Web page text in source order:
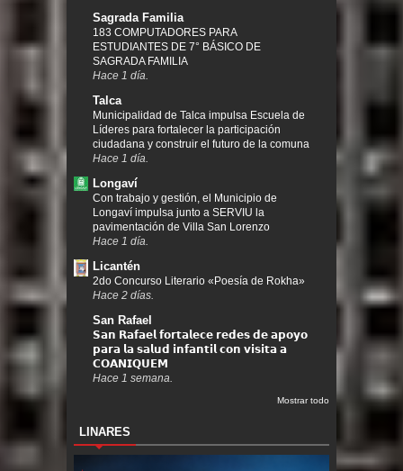
Sagrada Familia
183 COMPUTADORES PARA
ESTUDIANTES DE 7° BÁSICO DE
SAGRADA FAMILIA
Hace 1 día.
Talca
Municipalidad de Talca impulsa Escuela de
Líderes para fortalecer la participación
ciudadana y construir el futuro de la comuna
Hace 1 día.
Longaví
Con trabajo y gestión, el Municipio de
Longaví impulsa junto a SERVIU la
pavimentación de Villa San Lorenzo
Hace 1 día.
Licantén
2do Concurso Literario «Poesía de Rokha»
Hace 2 días.
San Rafael
𝗦𝗮𝗻 𝗥𝗮𝗳𝗮𝗲𝗹 𝗳𝗼𝗿𝘁𝗮𝗹𝗲𝗰𝗲 𝗿𝗲𝗱𝗲𝘀 𝗱𝗲 𝗮𝗽𝗼𝘆𝗼
𝗽𝗮𝗿𝗮 𝗹𝗮 𝘀𝗮𝗹𝘂𝗱 𝗶𝗻𝗳𝗮𝗻𝘁𝗶𝗹 𝗰𝗼𝗻 𝘃𝗶𝘀𝗶𝘁𝗮 𝗮
𝗖𝗢𝗔𝗡𝗜𝗤𝗨𝗘𝗠
Hace 1 semana.
Mostrar todo
LINARES